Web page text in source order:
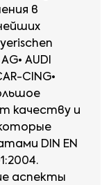
по шкале -
RLX, TSX,
Q5;
X3;
Niva,
Sebring;
в
AUDI
CING•
качеству и
DIN EN
аспекты